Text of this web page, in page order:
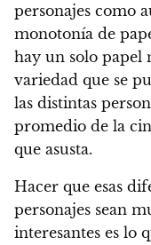
personajes como
monotonía de
hay un solo papel
variedad que se
las distintas
promedio de la
que asusta.
Hacer que esas
personajes sean
interesantes es lo